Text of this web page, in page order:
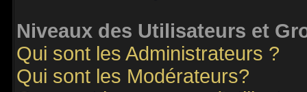
Niveaux des Utilisateurs et
Qui sont les Administrateurs ?
Qui sont les Modérateurs?